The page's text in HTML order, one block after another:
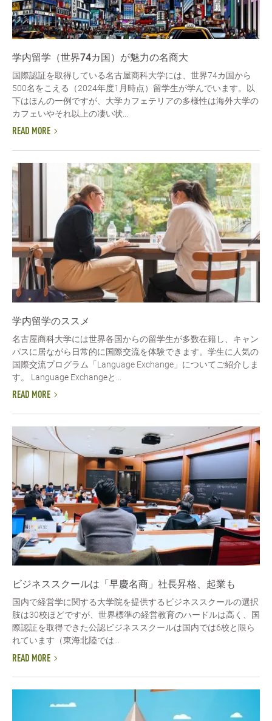
学内留学（世界74カ国）が魅力の名商大
国際認証を取得している名古屋商科大学には、世界74カ国から
500名をこえる（2024年度1月時点）留学生が学んでいます。以
下はほんの一例ですが、大学カフェテリアの多様性は海外大学の
カフェいやそれ以上の凄い状...
READ MORE
学内留学のススメ
名古屋商科大学には世界各国からの留学生が多数在籍し、キャン
パスに居ながら日常的に国際交流を体験できます。学生に人気の
国際交流プログラム「Language Exchange」についてご紹介しま
す。 Language Exchangeと...
READ MORE
ビジネススクールは「早慶名商」社長昇格、起業も
国内で経営学に関する大学院を提供するビジネススクールの選択
肢は30校ほどですが、世界標準の経営教育のハードルは高く、国
際認証を取得できた公認ビジネススクールは国内では6校と限ら
れています（東海北陸では...
READ MORE